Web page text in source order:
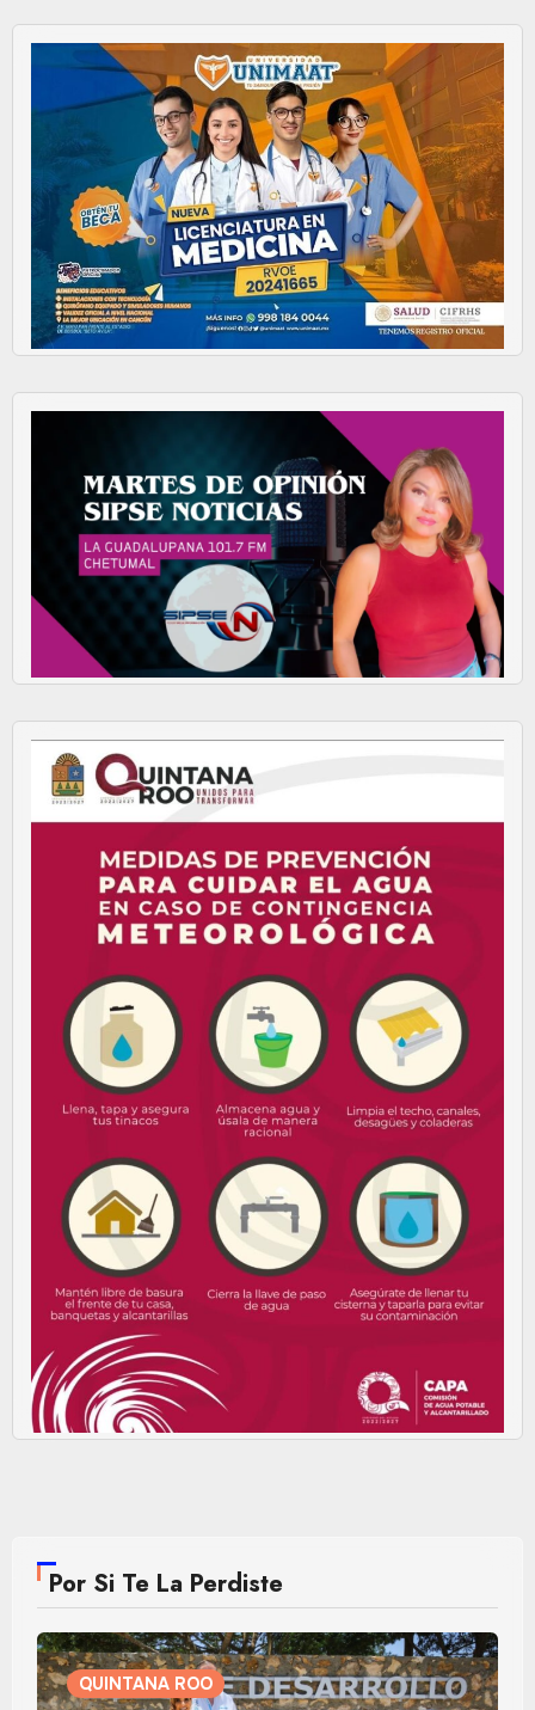
Por Si Te La Perdiste
QUINTANA ROO